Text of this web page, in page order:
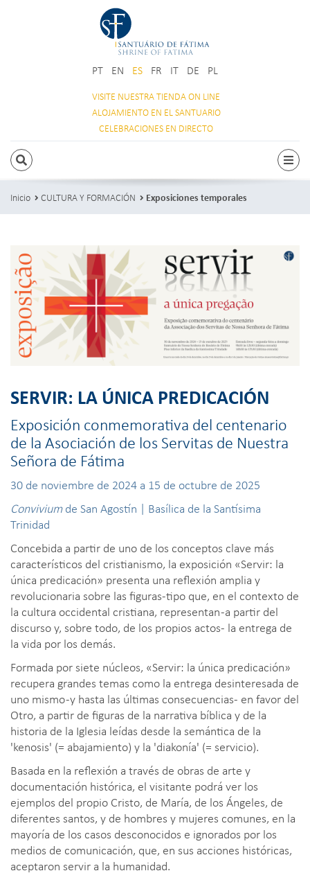
PT EN ES FR IT DE PL
VISITE NUESTRATIENDA ON LINE
ALOJAMIENTO EN EL SANTUARIO
CELEBRACIONES EN DIRECTO
BUSCAR
Inicio CULTURA Y FORMACIÓN Exposiciones temporales
SERVIR: LA ÚNICA PREDICACIÓN
Exposición conmemorativa del centenario
de la Asociación de los Servitas de Nuestra
Señora de Fátima
30 de noviembre de 2024 a 15 de octubre de 2025
Conviviumde San Agostín | Basílica de la Santísima
Trinidad
Concebida a partir de uno de los conceptos clave más
característicos del cristianismo, la exposición «Servir: la
única predicación» presenta una reflexión amplia y
revolucionaria sobre las figuras-tipo que, en el contexto de
la cultura occidental cristiana, representan -a partir del
discurso y, sobre todo, de los propios actos- la entrega de
la vida por los demás.
Formada por siete núcleos, «Servir: la única predicación»
recupera grandes temas como la entrega desinteresada de
uno mismo -y hasta las últimas consecuencias- en favor del
Otro, a partir de figuras de la narrativa bíblica y de la
historia de la Iglesia leídas desde la semántica de la
'kenosis' (= abajamiento) y la 'diakonía' (= servicio).
Basada en la reflexión a través de obras de arte y
documentación histórica, el visitante podrá ver los
ejemplos del propio Cristo, de María, de los Ángeles, de
diferentes santos, y de hombres y mujeres comunes, en la
mayoría de los casos desconocidos e ignorados por los
medios de comunicación, que, en sus acciones históricas,
aceptaron servir a la humanidad.